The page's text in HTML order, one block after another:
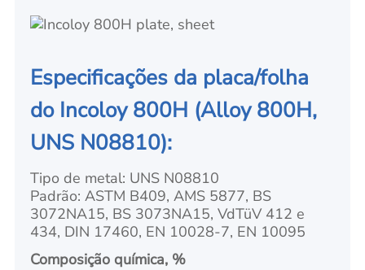
Especificações da placa/folha
do Incoloy 800H (Alloy 800H,
UNS N08810):
Tipo de metal: UNS N08810
Padrão: ASTM B409, AMS 5877, BS
3072NA15, BS 3073NA15, VdTüV 412 e
434, DIN 17460, EN 10028-7, EN 10095
Composição química, %